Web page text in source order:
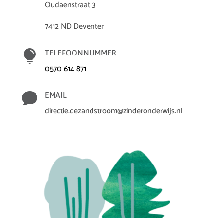
Oudaenstraat 3
7412 ND Deventer
 TELEFOONNUMMER
0570 614 871
 EMAIL
directie.dezandstroom@zinderonderwijs.nl